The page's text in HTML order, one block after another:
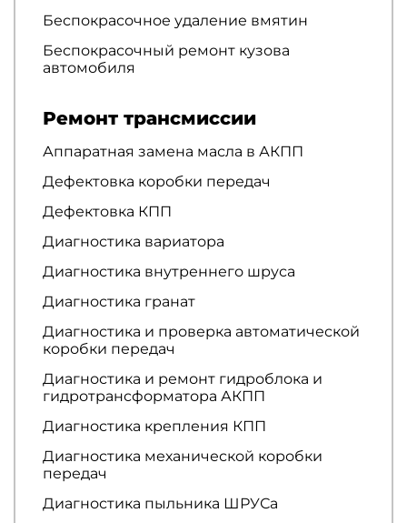
Беспокрасочное удаление вмятин
Беспокрасочный ремонт кузова
автомобиля
Ремонт трансмиссии
Аппаратная замена масла в АКПП
Дефектовка коробки передач
Дефектовка КПП
Диагностика вариатора
Диагностика внутреннего шруса
Диагностика гранат
Диагностика и проверка автоматической
коробки передач
Диагностика и ремонт гидроблока и
гидротрансформатора АКПП
Диагностика крепления КПП
Диагностика механической коробки
передач
Диагностика пыльника ШРУСа